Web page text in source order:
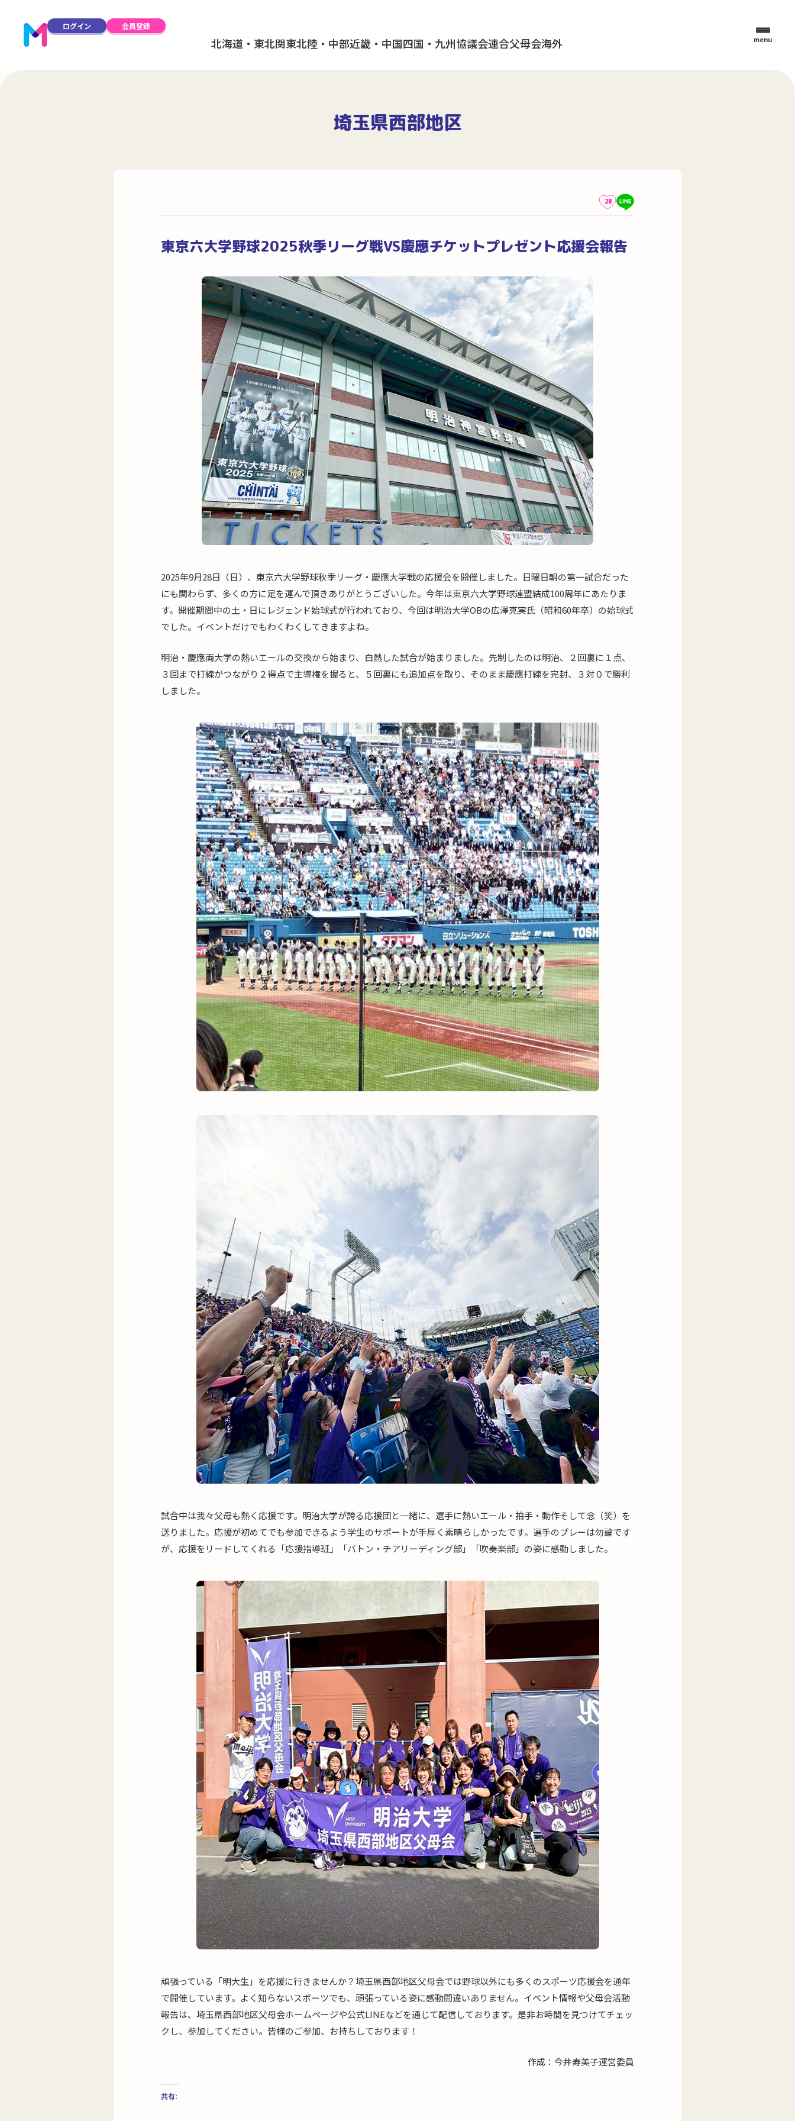
ログイン 会員登録
北海道・東北関東北陸・中部近畿・中国四国・九州協議会連合父母会海外 menu
埼玉県西部地区
28
東京六大学野球2025秋季リーグ戦VS慶應チケットプレゼント応援会報告
2025年9月28日（日）、東京六大学野球秋季リーグ・慶應大学戦の応援会を開催しました。日曜日朝の第一試合だった
にも関わらず、多くの方に足を運んで頂きありがとうございした。今年は東京六大学野球連盟結成100周年にあたりま
す。開催期間中の土・日にレジェンド始球式が行われており、今回は明治大学OBの広澤克実氏（昭和60年卒）の始球式
でした。イベントだけでもわくわくしてきますよね。
明治・慶應両大学の熱いエールの交換から始まり、白熱した試合が始まりました。先制したのは明治、２回裏に１点、
３回まで打線がつながり２得点で主導権を握ると、５回裏にも追加点を取り、そのまま慶應打線を完封、３対０で勝利
しました。
試合中は我々父母も熱く応援です。明治大学が誇る応援団と一緒に、選手に熱いエール・拍手・動作そして念（笑）を
送りました。応援が初めてでも参加できるよう学生のサポートが手厚く素晴らしかったです。選手のプレーは勿論です
が、応援をリードしてくれる「応援指導班」「バトン・チアリーディング部」「吹奏楽部」の姿に感動しました。
頑張っている「明大生」を応援に行きませんか？埼玉県西部地区父母会では野球以外にも多くのスポーツ応援会を通年
で開催しています。よく知らないスポーツでも、頑張っている姿に感動間違いありません。イベント情報や父母会活動
報告は、埼玉県西部地区父母会ホームページや公式LINEなどを通じて配信しております。是非お時間を見つけてチェッ
クし、参加してください。皆様のご参加、お持ちしております！
作成：今井寿美子運営委員
共有: